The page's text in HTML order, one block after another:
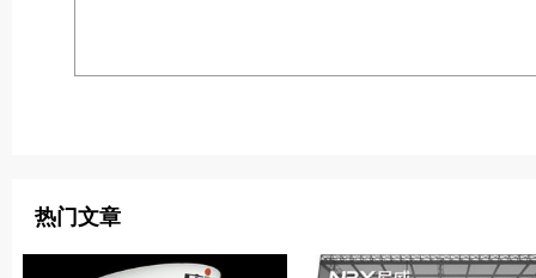
热门文章